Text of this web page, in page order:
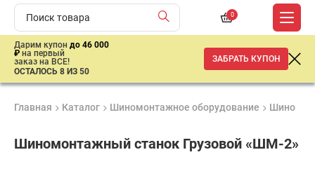
0
Дарим купон до 46 000
₽ на первый
заказ на ВСЕ!
ОСТАЛОСЬ 8 ИЗ 50
ЗАБРАТЬ КУПОН
Главная Каталог Шиномонтажное оборудование
Шиномонтажный станок Грузовой «ШМ-2»